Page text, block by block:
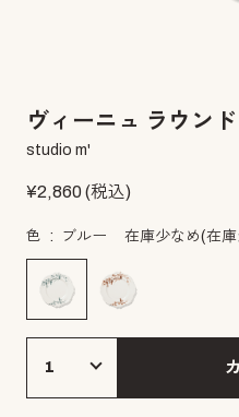
ヴィーニュ ラウン
studio m'
¥2,860(税込)
色 ブルー 在庫少なめ(在